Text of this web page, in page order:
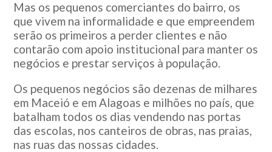
Mas os pequenos comerciantes do bairro, os
que vivem na informalidade e que empreendem
serão os primeiros a perder clientes e não
contarão com apoio institucional para manter os
negócios e prestar serviços à população.
Os pequenos negócios são dezenas de milhares
em Maceió e em Alagoas e milhões no país, que
batalham todos os dias vendendo nas portas
das escolas, nos canteiros de obras, nas praias,
nas ruas das nossas cidades.